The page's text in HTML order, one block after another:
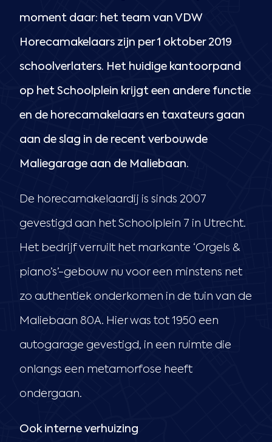
moment daar: het team van VDW
Horecamakelaars zijn per 1 oktober 2019
schoolverlaters. Het huidige kantoorpand
op het Schoolplein krijgt een andere functie
en de horecamakelaars en taxateurs gaan
aan de slag in de recent verbouwde
Maliegarage aan de Maliebaan.
De horecamakelaardij is sinds 2007
gevestigd aan het Schoolplein 7 in Utrecht.
Het bedrijf verruilt het markante ‘Orgels &
piano’s’-gebouw nu voor een minstens net
zo authentiek onderkomen in de tuin van de
Maliebaan 80A. Hier was tot 1950 een
autogarage gevestigd, in een ruimte die
onlangs een metamorfose heeft
ondergaan.
Ook interne verhuizing